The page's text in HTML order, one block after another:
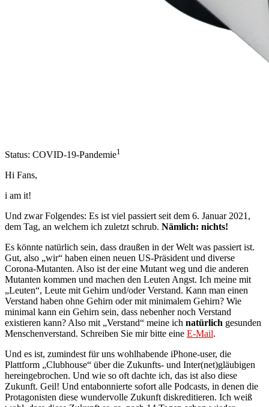
Status: COVID-19-Pandemie1
Hi Fans,
i am it!
Und zwar Folgendes: Es ist viel passiert seit dem 6. Januar 2021,
dem Tag, an welchem ich zuletzt schrub. Nämlich: nichts!
Es könnte natürlich sein, dass draußen in der Welt was passiert ist.
Gut, also „wir“ haben einen neuen US-Präsident und diverse
Corona-Mutanten. Also ist der eine Mutant weg und die anderen
Mutanten kommen und machen den Leuten Angst. Ich meine mit
„Leuten“, Leute mit Gehirn und/oder Verstand. Kann man einen
Verstand haben ohne Gehirn oder mit minimalem Gehirn? Wie
minimal kann ein Gehirn sein, dass nebenher noch Verstand
existieren kann? Also mit „Verstand“ meine ich natürlich gesunden
Menschenverstand. Schreiben Sie mir bitte eine E-Mail.
Und es ist, zumindest für uns wohlhabende iPhone-user, die
Plattform „Clubhouse“ über die Zukunfts- und Inter(net)gläubigen
hereingebrochen. Und wie so oft dachte ich, das ist also diese
Zukunft. Geil! Und entabonnierte sofort alle Podcasts, in denen die
Protagonisten diese wundervolle Zukunft diskreditieren. Ich weiß